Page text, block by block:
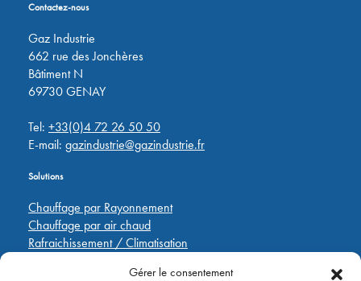
Gérer le consentement
Contactez-nous
Gaz Industrie
662 rue des Jonchères
Bâtiment N
69730 GENAY
Tel: +33(0)4 72 26 50 50
E-mail: gazindustrie@gazindustrie.fr
Solutions
Chauffage par Rayonnement
Chauffage par air chaud
Rafraichissement / Climatisation